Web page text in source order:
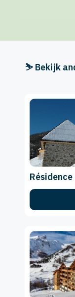
⛷️ Bekijk